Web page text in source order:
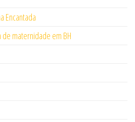
Encantada
maternidade em BH